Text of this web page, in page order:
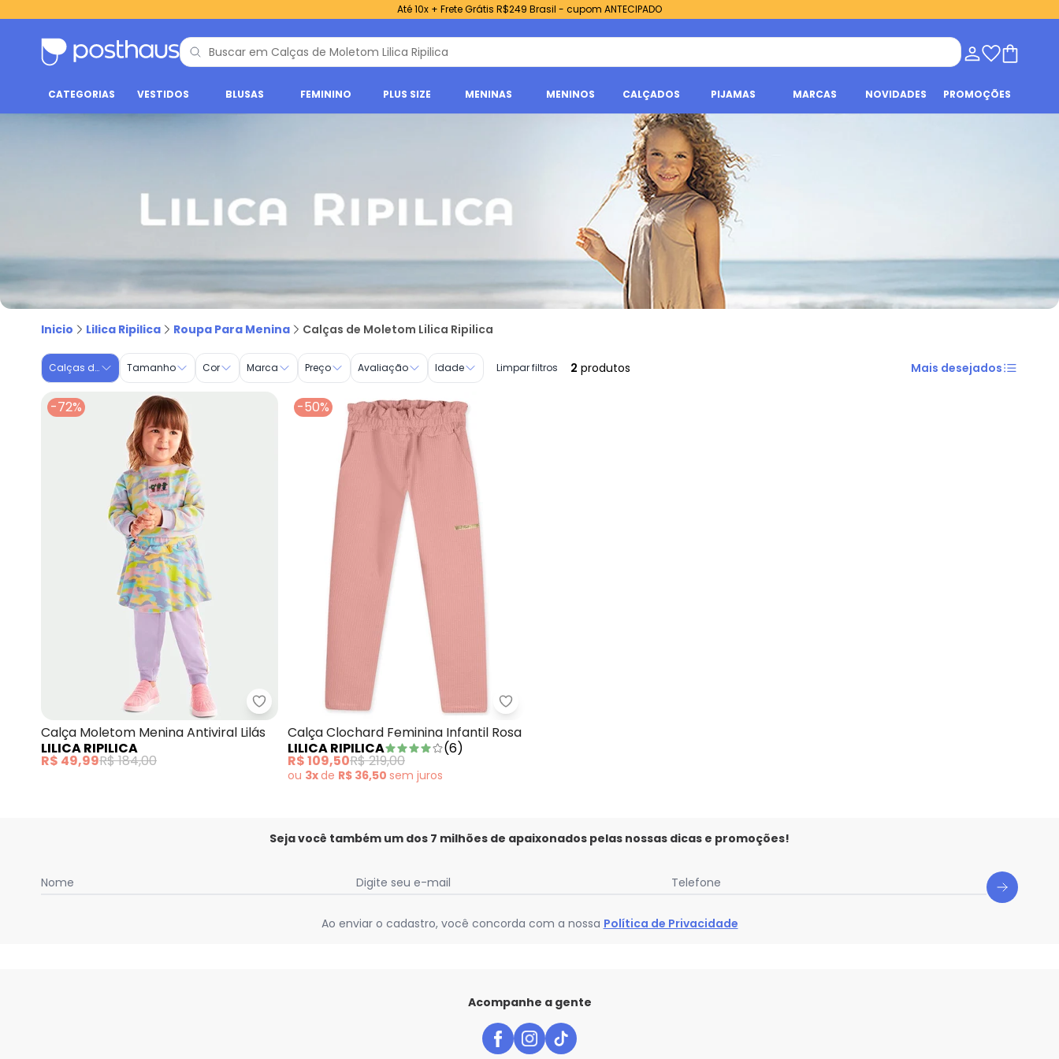
Até 10x + Frete Grátis R$249 Brasil - cupom ANTECIPADO
CATEGORIAS VESTIDOS BLUSAS FEMININO PLUS SIZE MENINAS MENINOS CALÇADOS PIJAMAS MARCAS NOVIDADES PROMOÇÕES
Calça moletom infantil Lilica Ripilica | Compre no Posthaus
Inicio Lilica Ripilica Roupa Para Menina Calças de Moletom Lilica Ripilica
Calças de MoletomTamanho Cor Marca Preço Avaliação Idade Limpar filtros 2 produtos Mais desejados
-72%
Lilica Ripilica - Calça Moletom Menina Antiviral Lilás
Calça Moletom Menina Antiviral Lilás
LILICA RIPILICA
R$ 49,99R$ 184,00
-50%
Lilica Ripilica - Calça Clochard Feminina Infantil Rosa
Calça Clochard Feminina Infantil Rosa
LILICA RIPILICA
(6)
R$ 109,50R$ 219,00
ou 3xde R$ 36,50 sem juros
Seja você também um dos 7 milhões de apaixonados pelas nossas dicas e promoções!
Nome Digite seu e-mail Telefone
Ao enviar o cadastro, você concorda com a nossa Política de Privacidade
Acompanhe a gente